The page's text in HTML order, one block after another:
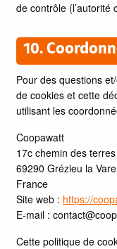
de contrôle
10.
Pour des questions
de cookies et cette
utilisant les
Coopawatt
17c chemin des
69290 Grézieu la
France
Site web : https://
E-mail :contact@
Cette politique de